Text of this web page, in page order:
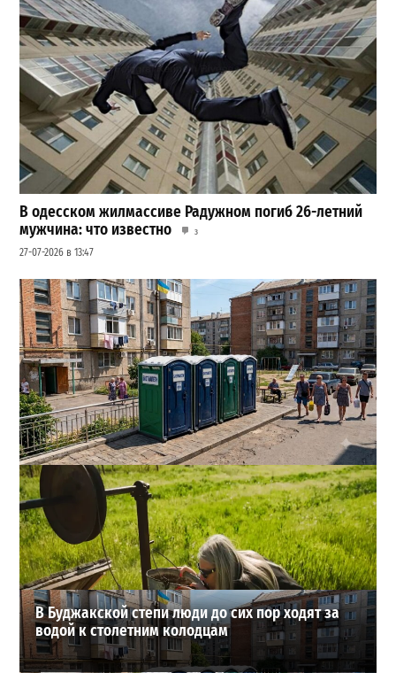
В одесском жилмассиве Радужном погиб 26-летний
мужчина: что известно
3
27-07-2026 в 13:47
Одесса может остаться без воды и канализации:
эксперт предупредил о худшем сценарии
2
07-08-2026 в 17:19
ВИБОР РЕДАКЦИИ
В Буджакской степи люди до сих пор ходят за
водой к столетним колодцам